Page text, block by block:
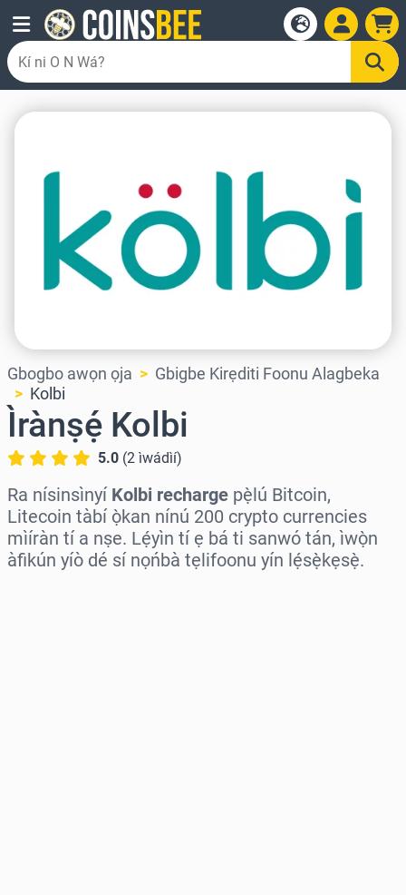
Gbogbo awọn ọja
Gbigbe Kirẹditi Foonu Alagbeka
Kolbi
Ìrànṣẹ́ Kolbi
5.0 (2 ìwádìí)
Ra nísinsìnyí Kolbi recharge pẹ̀lú Bitcoin,
Litecoin tàbí ọ̀kan nínú 200 crypto currencies
mìíràn tí a nṣe. Lẹ́yìn tí ẹ bá ti sanwó tán, ìwọ̀n
àfikún yíò dé sí nọńbà tẹlifoonu yín lẹ́sẹ̀kẹsẹ̀.